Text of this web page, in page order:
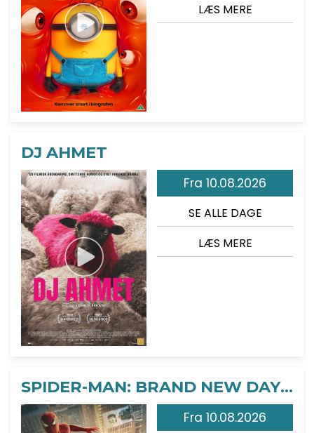
LÆS MERE
DJ AHMET
Fra 10.08.2026
SE ALLE DAGE
LÆS MERE
SPIDER-MAN: BRAND NEW DAY - 2D
Fra 10.08.2026